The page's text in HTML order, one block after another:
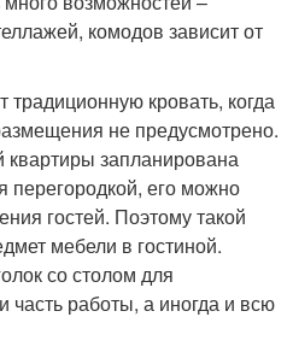
комодов зависит от
кровать, когда
не предусмотрено.
квартиры запланирована
перегородкой, его можно
гостей. Поэтому такой
мебели в гостиной.
со столом для
работы, а иногда и всю